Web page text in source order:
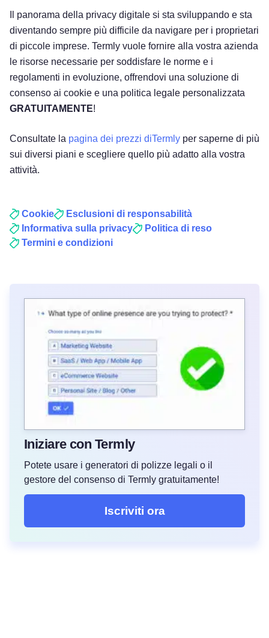
Il panorama della privacy digitale si sta sviluppando e sta
diventando sempre più difficile da navigare per i proprietari
di piccole imprese. Termly vuole fornire alla vostra azienda
le risorse necessarie per soddisfare le norme e i
regolamenti in evoluzione, offrendovi una soluzione di
consenso ai cookie e una politica legale personalizzata
GRATUITAMENTE!
Consultate la pagina dei prezzi diTermly per saperne di più
sui diversi piani e scegliere quello più adatto alla vostra
attività.
Cookie
Esclusioni di responsabilità
Informativa sulla privacy
Politica di reso
Termini e condizioni
Iniziare con Termly
Potete usare i generatori di polizze legali o il
gestore del consenso di Termly gratuitamente!
Iscriviti ora